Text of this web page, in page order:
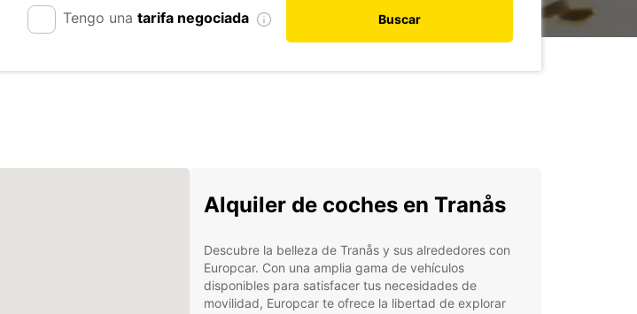
Tengo una tarifa negociada Buscar
Alquiler de coches en Tranås
Descubre la belleza de Tranås y sus alrededores con
Europcar. Con una amplia gama de vehículos
disponibles para satisfacer tus necesidades de
movilidad, Europcar te ofrece la libertad de explorar